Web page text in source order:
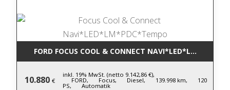
FORD FOCUS COOL & CONNECT
10.880 €
inkl. 19% MwSt. (netto 9.142,86 €),
FORD, Focus, Diesel, 139.998 km, 120
PS, Automatik